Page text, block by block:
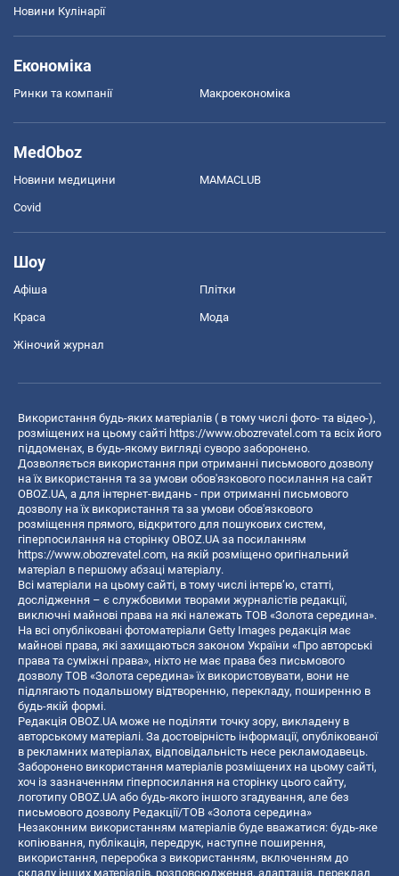
Новини Кулінарії
Економіка
Ринки та компанії Макроекономіка
MedOboz
Новини медицини MAMACLUB
Covid
Шоу
Афіша Плітки
Краса Мода
Жіночий журнал
Використання будь-яких матеріалів ( в тому числі фото- та відео-),
розміщених на цьому сайті https://www.obozrevatel.com та всіх його
піддоменах, в будь-якому вигляді суворо заборонено.
Дозволяється використання при отриманні письмового дозволу
на їх використання та за умови обов'язкового посилання на сайт
OBOZ.UA, а для інтернет-видань - при отриманні письмового
дозволу на їх використання та за умови обов'язкового
розміщення прямого, відкритого для пошукових систем,
гіперпосилання на сторінку OBOZ.UA за посиланням
https://www.obozrevatel.com, на якій розміщено оригінальний
матеріал в першому абзаці матеріалу.
Всі матеріали на цьому сайті, в тому числі інтерв’ю, статті,
дослідження – є службовими творами журналістів редакції,
виключні майнові права на які належать ТОВ «Золота середина».
На всі опубліковані фотоматеріали Getty Images редакція має
майнові права, які захищаються законом України «Про авторські
права та суміжні права», ніхто не має права без письмового
дозволу ТОВ «Золота середина» їх використовувати, вони не
підлягають подальшому відтворенню, перекладу, поширенню в
будь-якій формі.
Редакція OBOZ.UA може не поділяти точку зору, викладену в
авторському матеріалі. За достовірність інформації, опублікованої
в рекламних матеріалах, відповідальність несе рекламодавець.
Заборонено використання матеріалів розміщених на цьому сайті,
хоч із зазначенням гіперпосилання на сторінку цього сайту,
логотипу OBOZ.UA або будь-якого іншого згадування, але без
письмового дозволу Редакції/ТОВ «Золота середина»
Незаконним використанням матеріалів буде вважатися: будь-яке
копiювання, публiкацiя, передрук, наступне поширення,
використання, переробка з використанням, включенням до
складу інших матеріалів, розповсюдження, адаптація, переклад